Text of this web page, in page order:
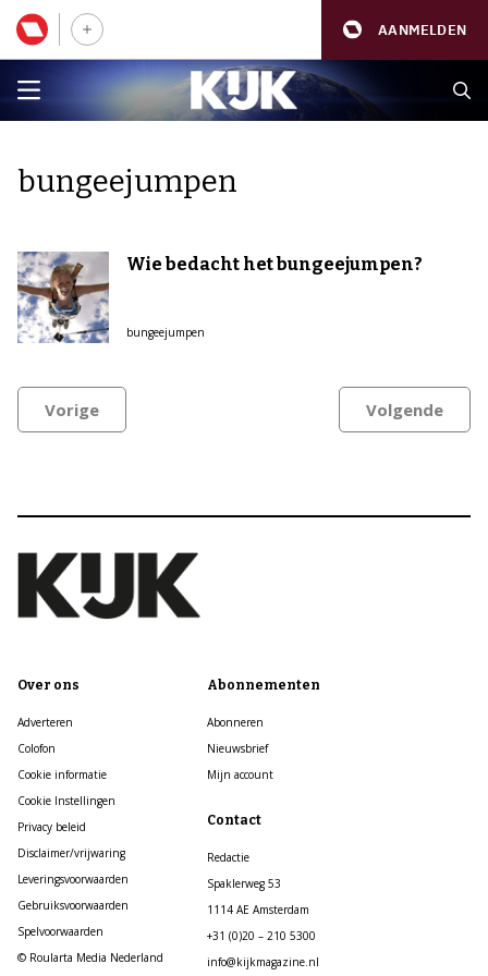
AANMELDEN
bungeejumpen
Wie bedacht het bungeejumpen?
bungeejumpen
Vorige Volgende
Over ons
Adverteren
Colofon
Cookie informatie
Cookie Instellingen
Privacy beleid
Disclaimer/vrijwaring
Leveringsvoorwaarden
Gebruiksvoorwaarden
Spelvoorwaarden
© Roularta Media Nederland
Abonnementen
Abonneren
Nieuwsbrief
Mijn account
Contact
Redactie
Spaklerweg 53
1114 AE Amsterdam
+31 (0)20 – 210 5300
info@kijkmagazine.nl